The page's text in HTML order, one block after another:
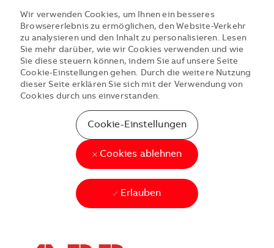
Wir verwenden Cookies, um Ihnen ein besseres
Browsererlebnis zu ermöglichen, den Website-Verkehr
zu analysieren und den Inhalt zu personalisieren. Lesen
Sie mehr darüber, wie wir Cookies verwenden und wie
Sie diese steuern können, indem Sie auf unsere Seite
Cookie-Einstellungen gehen. Durch die weitere Nutzung
dieser Seite erklären Sie sich mit der Verwendung von
Cookies durch uns einverstanden.
Cookie-Einstellungen
Cookies ablehnen
Erlauben